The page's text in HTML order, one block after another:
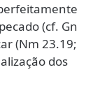
(cf. Gn
(Nm 23.19;
dos